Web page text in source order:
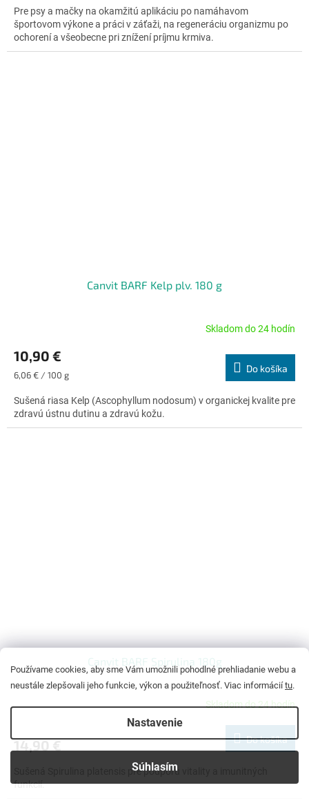
Používame cookies, aby sme Vám umožnili pohodlné prehliadanie webu a
neustále zlepšovali jeho funkcie, výkon a použiteľnosť. Viac informáciítu.
Nastavenie
Súhlasím
z
5
hviezdičiek.
Pre psy a mačky na okamžitú aplikáciu po namáhavom
športovom výkone a práci v záťaži, na regeneráciu organizmu po
ochorení a všeobecne pri znížení príjmu krmiva.
Canvit BARF Kelp plv. 180 g
produktu
4,6
z
Skladom do 24 hodín
10,90 €
Jednotková
6,06 € / 100 g
Do košíka
Sušená riasa Kelp (Ascophyllum nodosum) v organickej kvalite pre
zdravú ústnu dutinu a zdravú kožu.
Canvit BARF Spirulina 180g
Priemerné
5
Skladom do 24 hodín
14,90 € Do košíka
Sušená Spirulina platensis pre podporu vitality a imunitných
funkcií.